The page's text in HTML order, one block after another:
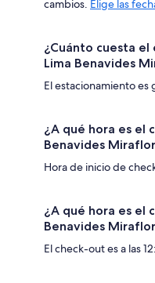
cambios. Elige las
¿Cuánto cuesta
Lima Benavides
El estacionamiento
¿A qué hora es el
Benavides
Hora de inicio de
¿A qué hora es el
Benavides
El check-out es a las